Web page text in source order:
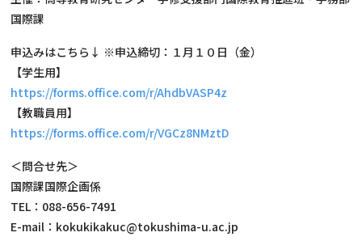
国際課
申込みはこちら↓ ※申込締切：１月１０日（金）
【学生用】
https://forms.office.com/r/AhdbVASP4z
【教職員用】
https://forms.office.com/r/VGCz8NMztD
＜問合せ先＞
国際課国際企画係
TEL：088-656-7491
E-mail：kokukikakuc@tokushima-u.ac.jp